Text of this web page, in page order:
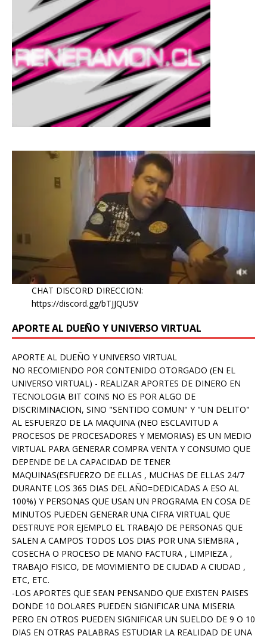
CHAT DISCORD DIRECCION:
https://discord.gg/bTJJQU5V
APORTE AL DUEÑO Y UNIVERSO VIRTUAL
APORTE AL DUEÑO Y UNIVERSO VIRTUAL
NO RECOMIENDO POR CONTENIDO OTORGADO (EN EL
UNIVERSO VIRTUAL) - REALIZAR APORTES DE DINERO EN
TECNOLOGIA BIT COINS NO ES POR ALGO DE
DISCRIMINACION, SINO "SENTIDO COMUN" Y "UN DELITO"
AL ESFUERZO DE LA MAQUINA (NEO ESCLAVITUD A
PROCESOS DE PROCESADORES Y MEMORIAS) ES UN MEDIO
VIRTUAL PARA GENERAR COMPRA VENTA Y CONSUMO QUE
DEPENDE DE LA CAPACIDAD DE TENER
MAQUINAS(ESFUERZO DE ELLAS , MUCHAS DE ELLAS 24/7
DURANTE LOS 365 DIAS DEL AÑO=DEDICADAS A ESO AL
100%) Y PERSONAS QUE USAN UN PROGRAMA EN COSA DE
MINUTOS PUEDEN GENERAR UNA CIFRA VIRTUAL QUE
DESTRUYE POR EJEMPLO EL TRABAJO DE PERSONAS QUE
SALEN A CAMPOS TODOS LOS DIAS POR UNA SIEMBRA ,
COSECHA O PROCESO DE MANO FACTURA , LIMPIEZA ,
TRABAJO FISICO, DE MOVIMIENTO DE CIUDAD A CIUDAD ,
ETC, ETC.
-LOS APORTES QUE SEAN PENSANDO QUE EXISTEN PAISES
DONDE 10 DOLARES PUEDEN SIGNIFICAR UNA MISERIA
PERO EN OTROS PUEDEN SIGNIFICAR UN SUELDO DE 9 O 10
DIAS EN OTRAS PALABRAS ESTUDIAR LA REALIDAD DE UNA